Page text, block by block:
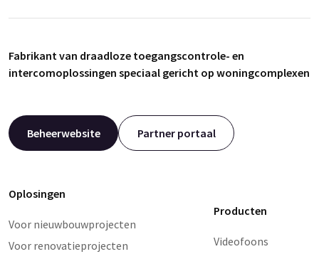
Fabrikant van draadloze toegangscontrole- en
intercomoplossingen speciaal gericht op woningcomplexen
Beheerwebsite Partner portaal
Oplosingen
Voor nieuwbouwprojecten
Voor renovatieprojecten
Producten
Videofoons